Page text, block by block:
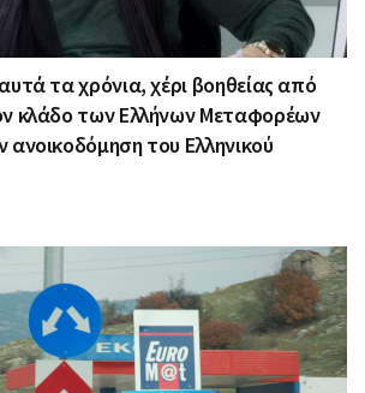
τα χρόνια, χέρι βοηθείας από
κλάδο των Ελλήνων Μεταφορέων
ανοικοδόμηση του Ελληνικού